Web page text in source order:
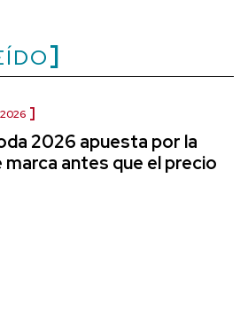
2026 apuesta por la
antes que el precio